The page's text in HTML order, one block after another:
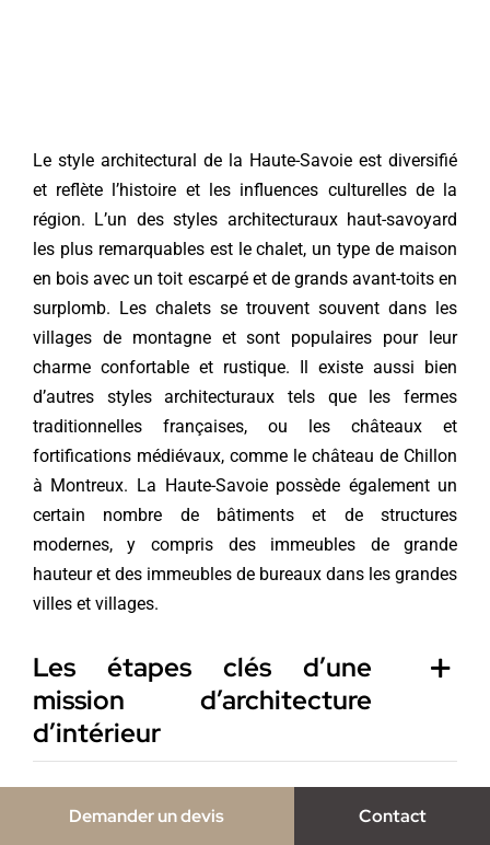
Demander un devis Contact
Le style architectural de la Haute-Savoie est diversifié
et reflète l’histoire et les influences culturelles de la
région. L’un des styles architecturaux haut-savoyard
les plus remarquables est le chalet, un type de maison
en bois avec un toit escarpé et de grands avant-toits en
surplomb. Les chalets se trouvent souvent dans les
villages de montagne et sont populaires pour leur
charme confortable et rustique. Il existe aussi bien
d’autres styles architecturaux tels que les fermes
traditionnelles françaises, ou les châteaux et
fortifications médiévaux, comme le château de Chillon
à Montreux. La Haute-Savoie possède également un
certain nombre de bâtiments et de structures
modernes, y compris des immeubles de grande
hauteur et des immeubles de bureaux dans les grandes
villes et villages.
Les étapes clés d’une
mission d’architecture
d’intérieur